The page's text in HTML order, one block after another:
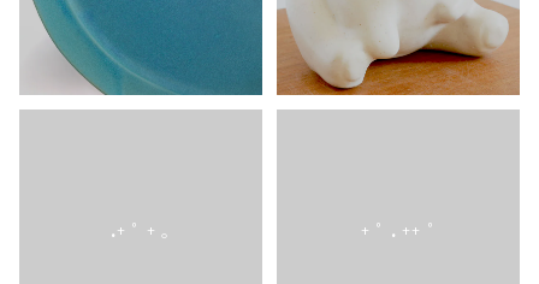
.+ ﾟ + ｡ + ﾟ . ++ ﾟ